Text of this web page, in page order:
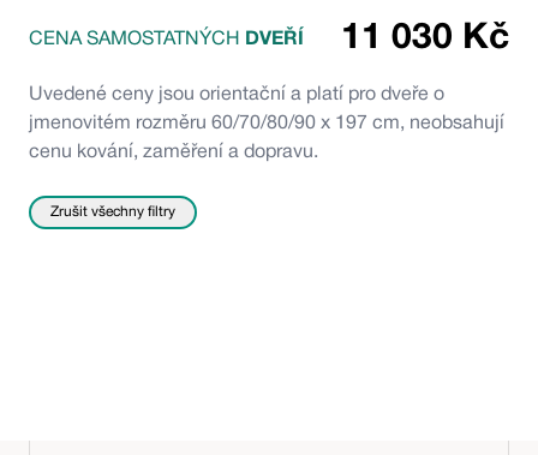
CENA SAMOSTATNÝCH DVEŘÍ 11 030 Kč
Uvedené ceny jsou orientační a platí pro dveře o
jmenovitém rozměru 60/70/80/90 x 197 cm, neobsahují
cenu kování, zaměření a dopravu.
Zrušit všechny filtry